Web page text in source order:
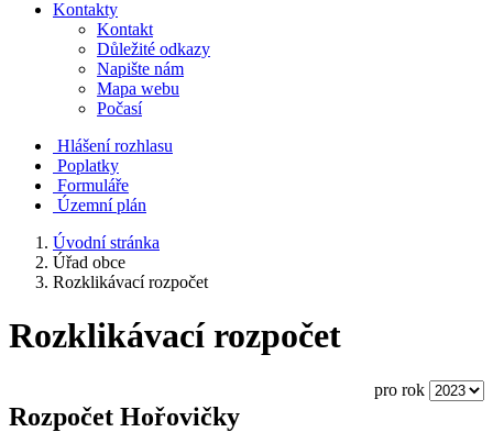
Kontakty
Kontakt
Důležité odkazy
Napište nám
Mapa webu
Počasí
Hlášení rozhlasu
Poplatky
Formuláře
Územní plán
Úvodní stránka
Úřad obce
Rozklikávací rozpočet
Rozklikávací rozpočet
pro rok
Rozpočet Hořovičky